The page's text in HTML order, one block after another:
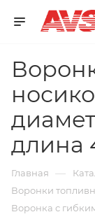
длина
Главная —
Воронки
Воронка с